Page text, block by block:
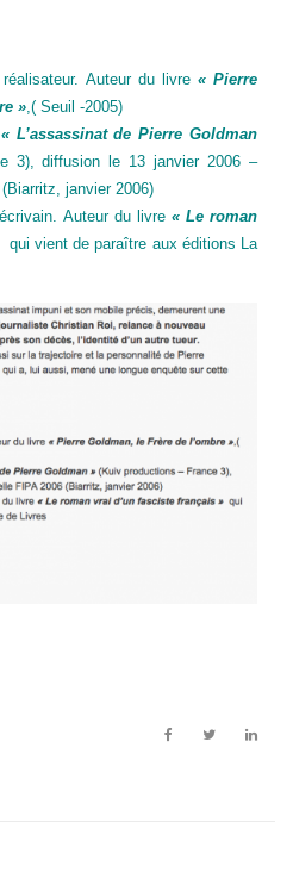
Auteur du livre « Pierre
»,( Seuil -2005)
« L’assassinat de Pierre Goldman
3), diffusion le 13 janvier 2006 –
janvier 2006)
Auteur du livre « Le roman
qui vient de paraître aux éditions La